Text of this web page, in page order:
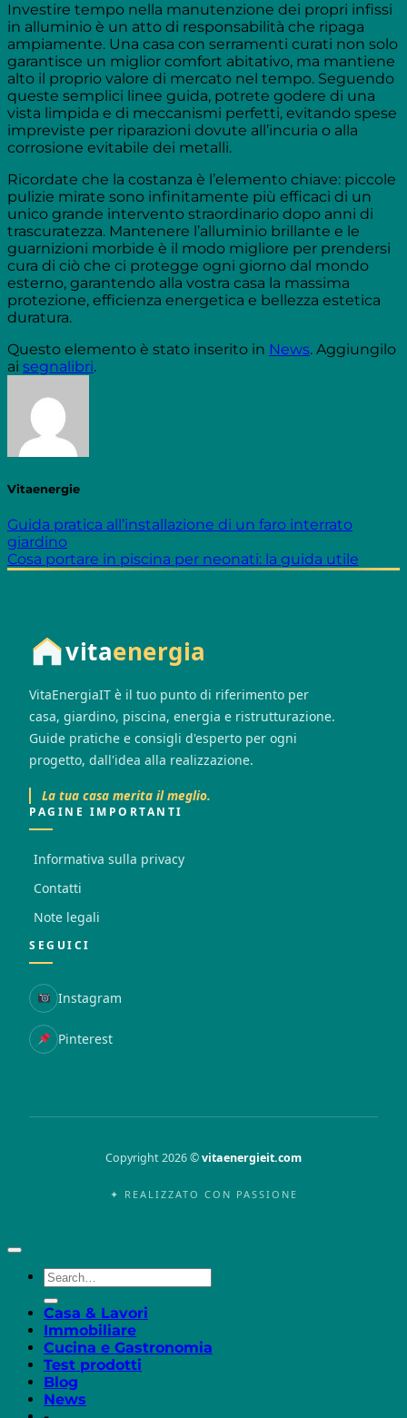
Investire tempo nella manutenzione dei propri infissi
in alluminio è un atto di responsabilità che ripaga
ampiamente. Una casa con serramenti curati non solo
garantisce un miglior comfort abitativo, ma mantiene
alto il proprio valore di mercato nel tempo. Seguendo
queste semplici linee guida, potrete godere di una
vista limpida e di meccanismi perfetti, evitando spese
impreviste per riparazioni dovute all’incuria o alla
corrosione evitabile dei metalli.
Ricordate che la costanza è l’elemento chiave: piccole
pulizie mirate sono infinitamente più efficaci di un
unico grande intervento straordinario dopo anni di
trascuratezza. Mantenere l’alluminio brillante e le
guarnizioni morbide è il modo migliore per prendersi
cura di ciò che ci protegge ogni giorno dal mondo
esterno, garantendo alla vostra casa la massima
protezione, efficienza energetica e bellezza estetica
duratura.
Questo elemento è stato inserito in News. Aggiungilo
ai segnalibri.
Vitaenergie
Guida pratica all’installazione di un faro interrato
giardino
Cosa portare in piscina per neonati: la guida utile
vitaenergia
VitaEnergiaIT è il tuo punto di riferimento per
casa, giardino, piscina, energia e ristrutturazione.
Guide pratiche e consigli d'esperto per ogni
progetto, dall'idea alla realizzazione.
La tua casa merita il meglio.
PAGINE IMPORTANTI
Informativa sulla privacy
Contatti
Note legali
SEGUICI
Instagram
Pinterest
Copyright 2026 ©vitaenergieit.com
✦ REALIZZATO CON PASSIONE
Casa & Lavori
Immobiliare
Cucina e Gastronomia
Test prodotti
Blog
News